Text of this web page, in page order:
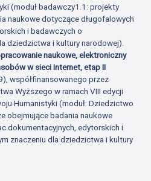
(moduł badawczy1.1: projekty
naukowe dotyczące długofalowych
i badawczych o
dziedzictwa i kultury narodowej).
naukowe, elektroniczny
w sieci Internet, etap II
współfinansowanego przez
Wyższego w ramach VIII edycji
Humanistyki (moduł: Dziedzictwo
obejmujące badania naukowe
dokumentacyjnych, edytorskich i
znaczeniu dla dziedzictwa i kultury